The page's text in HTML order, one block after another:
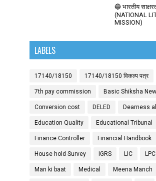
🔵 भारतीय
(NATIONAL
MISSION)
LABELS
17140/18150 17140/18150 विकल्प पत्र
7th pay commission Basic Shiksha
Conversion cost DELED Dearness
Education Quality Educational Tribunal
Finance Controller Financial Handbook
House hold Survey IGRS LIC LPC
Man ki baat Medical Meena Manch